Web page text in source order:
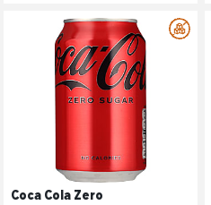
Coca Cola Zero